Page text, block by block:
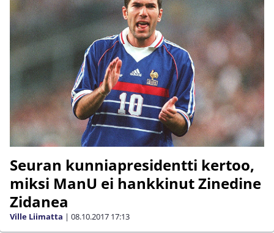
Seuran kunniapresidentti kertoo,
miksi ManU ei hankkinut Zinedine
Zidanea
Ville Liimatta | 08.10.2017 17:13